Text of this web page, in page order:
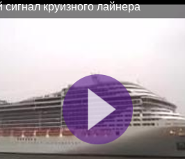
круизного лайнера